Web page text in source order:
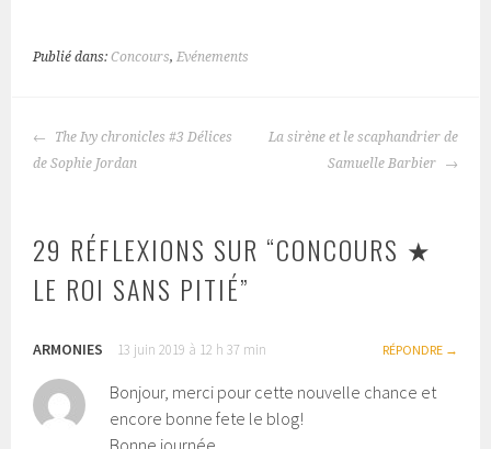
Publié dans:Concours,Evénements
NAVIGATION
The Ivy chronicles #3 Délices
de Sophie Jordan
La sirène et le scaphandrier de
Samuelle Barbier
29 RÉFLEXIONS SUR “CONCOURS ★
LE ROI SANS PITIÉ”
ARMONIES 13 juin 2019 à 12 h 37 min RÉPONDRE
Bonjour, merci pour cette nouvelle chance et
encore bonne fete le blog!
Bonne journée